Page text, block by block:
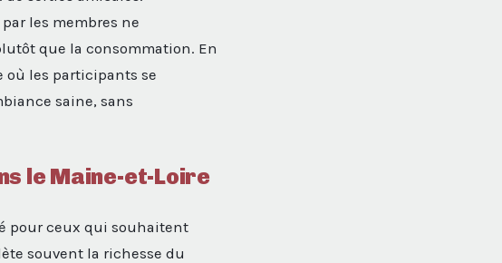
les membres ne
que la consommation. En
où les participants se
saine, sans
le Maine-et-Loire
pour ceux qui souhaitent
souvent la richesse du